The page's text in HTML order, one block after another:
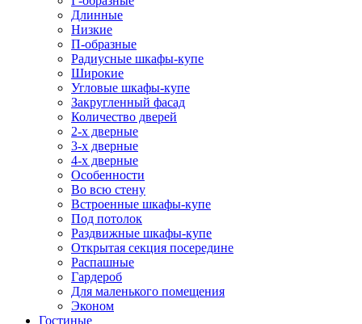
Длинные
Низкие
П-образные
Радиусные шкафы-купе
Широкие
Угловые шкафы-купе
Закругленный фасад
Количество дверей
2-х дверные
3-х дверные
4-х дверные
Особенности
Во всю стену
Встроенные шкафы-купе
Под потолок
Раздвижные шкафы-купе
Открытая секция посередине
Распашные
Гардероб
Для маленького помещения
Эконом
Гостиные